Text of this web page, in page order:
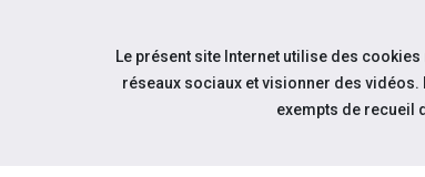
Aller au contenu
Le présent site Internet utilise des
réseaux sociaux et visionner des
exempts de recueil